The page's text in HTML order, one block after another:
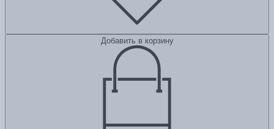
Добавить в корзину